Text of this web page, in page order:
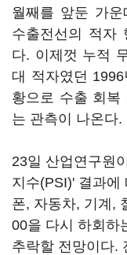
월째를 앞둔 가운
수출전선의 적자
다. 이제껏 누적
대 적자였던
황으로 수출 회복
는 관측이 나온다.
23일 산업연구원
지수(PSI)' 결과에
폰, 자동차, 기계,
00을 다시 하회하
추락할 전망이다.